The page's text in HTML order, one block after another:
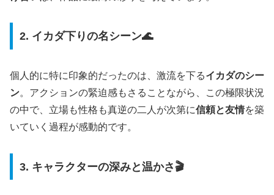
2. イカダ下りの名シーン🌊
個人的に特に印象的だったのは、激流を下るイカダのシー
ン。アクションの緊迫感もさることながら、この極限状況
の中で、立場も性格も真逆の二人が次第に信頼と友情を築
いていく過程が感動的です。
3. キャラクターの深みと温かさ🎬